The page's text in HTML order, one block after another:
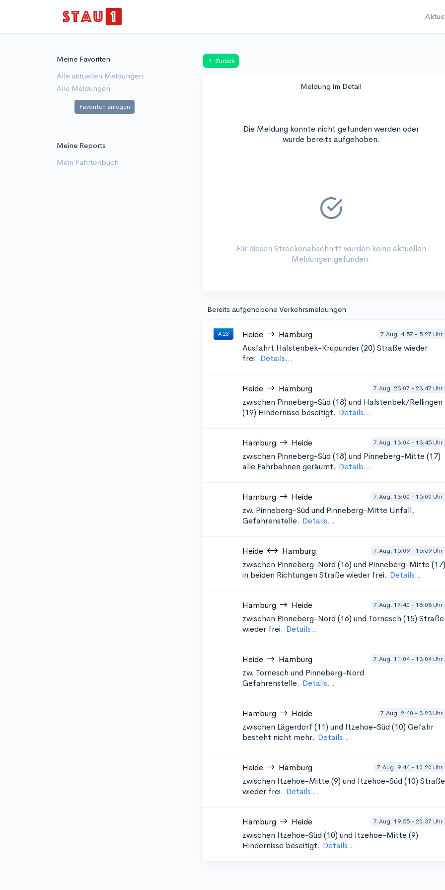
Meine Favoriten
Alle aktuellen Meldungen
Alle Meldungen
Favoriten anlegen
Meine Reports
Mein Fahrtenbuch
Zurück
Meldung im Detail
Die Meldung konnte nicht gefunden werden oder
wurde bereits aufgehoben.
Für diesen Streckenabschnitt wurden keine aktuellen
Meldungen gefunden.
Bereits aufgehobene Verkehrsmeldungen
A 23 Heide Hamburg 7.Aug. 4:57 - 5:27 Uhr
Ausfahrt Halstenbek-Krupunder (20) Straße wieder
frei. Details...
Heide Hamburg 7.Aug. 23:07 - 23:47 Uhr
zwischen Pinneberg-Süd (18) und Halstenbek/Rellingen
(19) Hindernisse beseitigt. Details...
Hamburg Heide 7.Aug. 13:04 - 13:45 Uhr
zwischen Pinneberg-Süd (18) und Pinneberg-Mitte (17)
alle Fahrbahnen geräumt. Details...
Hamburg Heide 7.Aug. 13:00 - 15:00 Uhr
zw. Pinneberg-Süd und Pinneberg-Mitte Unfall,
Gefahrenstelle. Details...
Heide Hamburg 7.Aug. 15:09 - 16:59 Uhr
zwischen Pinneberg-Nord (16) und Pinneberg-Mitte (17)
in beiden Richtungen Straße wieder frei. Details...
Hamburg Heide 7.Aug. 17:40 - 18:08 Uhr
zwischen Pinneberg-Nord (16) und Tornesch (15) Straße
wieder frei. Details...
Heide Hamburg 7.Aug. 11:04 - 13:04 Uhr
zw. Tornesch und Pinneberg-Nord
Gefahrenstelle. Details...
Hamburg Heide 7.Aug. 2:40 - 3:23 Uhr
zwischen Lägerdorf (11) und Itzehoe-Süd (10) Gefahr
besteht nicht mehr. Details...
Heide Hamburg 7.Aug. 9:44 - 10:20 Uhr
zwischen Itzehoe-Mitte (9) und Itzehoe-Süd (10) Straße
wieder frei. Details...
Hamburg Heide 7.Aug. 19:55 - 20:37 Uhr
zwischen Itzehoe-Süd (10) und Itzehoe-Mitte (9)
Hindernisse beseitigt. Details...